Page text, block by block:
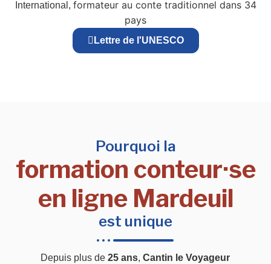
International, formateur au conte traditionnel dans 34
pays
Lettre de l'UNESCO
Pourquoi la
formation conteur·se
en ligne Mardeuil
est unique
Depuis plus de25 ans,Cantin le Voyageur